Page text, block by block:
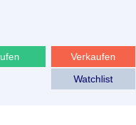
Verkaufen
Watchlist